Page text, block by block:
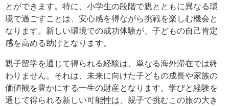
とができます。特に、小学生の段階で親とともに異なる環
境で過ごすことは、安心感を得ながら挑戦を楽しむ機会と
なります。新しい環境での成功体験が、子どもの自己肯定
感を高める助けとなります。
親子留学を通じて得られる経験は、単なる海外滞在では終
わりません。それは、未来に向けた子どもの成長や家族の
価値観を豊かにする一生の財産となります。学びと経験を
通じて得られる新しい可能性は、親子で挑むこの旅の大き